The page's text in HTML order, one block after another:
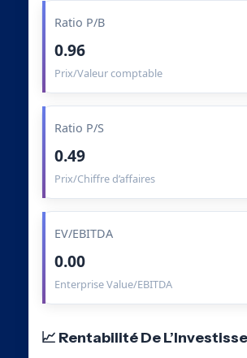
Ratio P/B
0.96
Prix/Valeur comptable
Ratio P/S
0.49
Prix/Chiffre d’affaires
EV/EBITDA
0.00
Enterprise Value/EBITDA
📈 Rentabilité De